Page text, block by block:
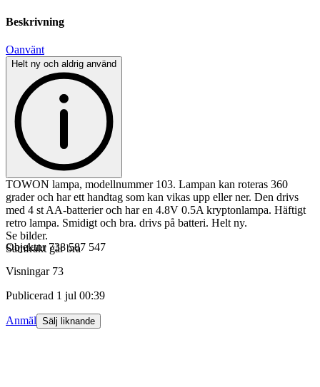
Beskrivning
Oanvänt
Helt ny och aldrig använd
TOWON lampa, modellnummer 103. Lampan kan roteras 360
grader och har ett handtag som kan vikas upp eller ner. Den drivs
med 4 st AA-batterier och har en 4.8V 0.5A kryptonlampa. Häftigt
retro lampa. Smidigt och bra. drivs på batteri. Helt ny.
Se bilder.
Samfrakt går bra
Objektnr 738 587 547
Visningar 73
Publicerad 1 jul 00:39
Anmäl Sälj liknande